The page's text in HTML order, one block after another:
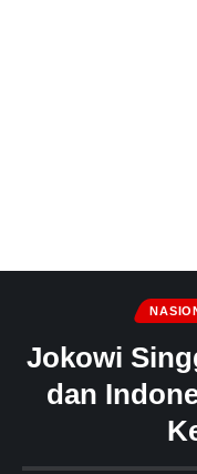
Jokowi
dan